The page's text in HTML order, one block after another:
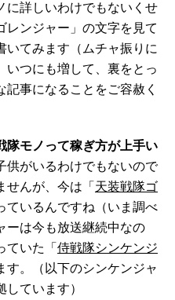
に詳しいわけでもないくせ
レンジャー」の文字を見て
いてみます（ムチャ振りに
いつにも増して、裏をとっ
事になることをご容赦く
隊モノって稼ぎ方が上手い
供がいるわけでもないので
んが、今は「 天装戦隊ゴ
ているんですね（いま調べ
ーは今も放送継続中なの
ていた「 侍戦隊シンケンジ
す。（以下のシンケンジャ
しています）